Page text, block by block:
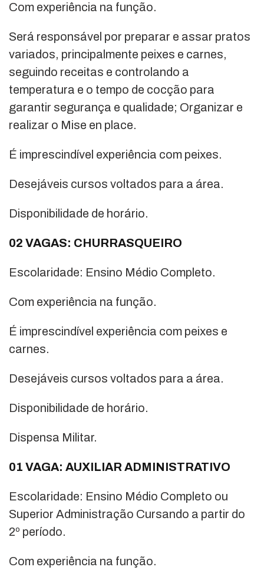
Com experiência na função.
Será responsável por preparar e assar pratos
variados, principalmente peixes e carnes,
seguindo receitas e controlando a
temperatura e o tempo de cocção para
garantir segurança e qualidade; Organizar e
realizar o Mise en place.
É imprescindível experiência com peixes.
Desejáveis cursos voltados para a área.
Disponibilidade de horário.
02 VAGAS: CHURRASQUEIRO
Escolaridade: Ensino Médio Completo.
Com experiência na função.
É imprescindível experiência com peixes e
carnes.
Desejáveis cursos voltados para a área.
Disponibilidade de horário.
Dispensa Militar.
01 VAGA: AUXILIAR ADMINISTRATIVO
Escolaridade: Ensino Médio Completo ou
Superior Administração Cursando a partir do
2º período.
Com experiência na função.